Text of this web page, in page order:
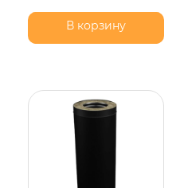
В корзину